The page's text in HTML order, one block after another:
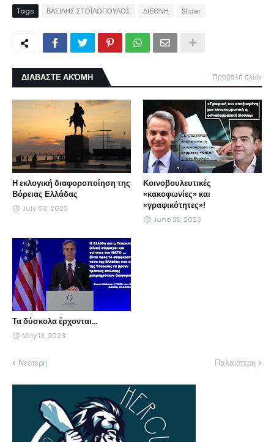
Tags ΒΑΣΙΛΗΣ ΣΤΟΪΛΟΠΟΥΛΟΣ ΔΙΕΘΝΗ Slider
ΔΙΑΒΑΣΤΕ ΑΚΌΜΗ Προβολή όλων
Η εκλογική διαφοροποίηση της
Βόρειας Ελλάδας
July 03, 2023
Κοινοβουλευτικές
«κακοφωνίες» και
«γραφικότητες»!
June 25, 2023
Τα δύσκολα έρχονται...
May 13, 2023
Νεότερη Παλαιότερη